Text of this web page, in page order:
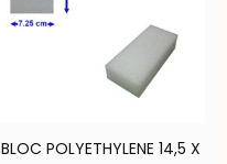
BLOC POLYETHYLENE 14,5 X